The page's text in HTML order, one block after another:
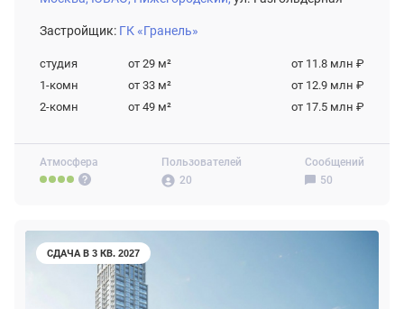
Атмосфера
Пользователей
20
Сообщений
50
Застройщик: ГК «Гранель»
студия от 29 м²
от 11.8 млн ₽
1-комн
от 33 м²
от 12.9 млн ₽
2-комн
от 49 м² от 17.5 млн ₽
СДАЧА В 3 КВ. 2027